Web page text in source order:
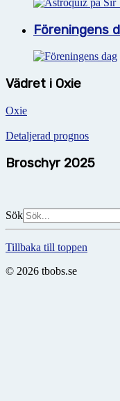
Föreningens
Vädret i Oxie
Oxie
Detaljerad prognos
Broschyr 2025
Sök
Tillbaka till toppen
© 2026 tbobs.se